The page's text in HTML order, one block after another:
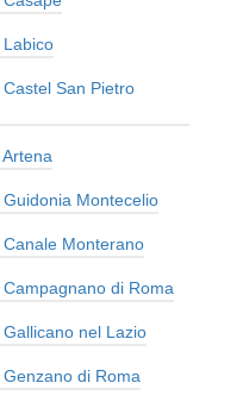
San Pietro
Montecelio
Monterano
di Roma
nel Lazio
di Roma